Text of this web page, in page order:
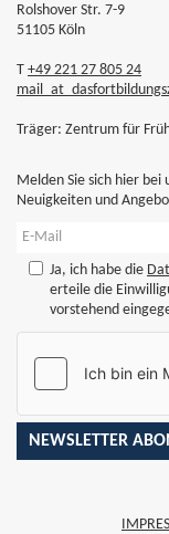
Rolshover Str. 7-9
51105 Köln
T +49 221 27 805 24
mail _at_
Träger: Zentrum für
Melden Sie sich hier bei
Neuigkeiten und
Ja, ich habe die
erteile die
vorstehend